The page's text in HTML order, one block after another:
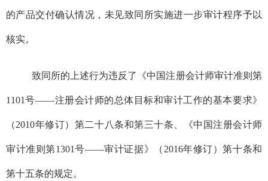
的产品交付确认情况 ，未见致同所实施进一步审计程序予以
核实。
致同所的上述行为违反了《中国注册会计师审计准则第
1101号——注册会计师的总体目标和审计工作的基本要求》
（2010年修订）第二十八条和第三十条、《中国注册会计师
审计准则第1301号——审计证据》（2016年修订）第十条和
第十五条的规定。